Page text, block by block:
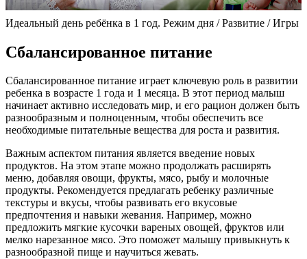
Идеальный день ребёнка в 1 год. Режим дня / Развитие / Игры
Сбалансированное питание
Сбалансированное питание играет ключевую роль в развитии
ребенка в возрасте 1 года и 1 месяца. В этот период малыш
начинает активно исследовать мир, и его рацион должен быть
разнообразным и полноценным, чтобы обеспечить все
необходимые питательные вещества для роста и развития.
Важным аспектом питания является введение новых
продуктов. На этом этапе можно продолжать расширять
меню, добавляя овощи, фрукты, мясо, рыбу и молочные
продукты. Рекомендуется предлагать ребенку различные
текстуры и вкусы, чтобы развивать его вкусовые
предпочтения и навыки жевания. Например, можно
предложить мягкие кусочки вареных овощей, фруктов или
мелко нарезанное мясо. Это поможет малышу привыкнуть к
разнообразной пище и научиться жевать.